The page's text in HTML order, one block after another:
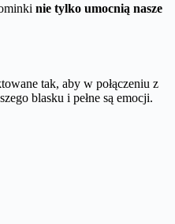
nie tylko umocnią nasze
tak, aby w połączeniu z
blasku i pełne są emocji.